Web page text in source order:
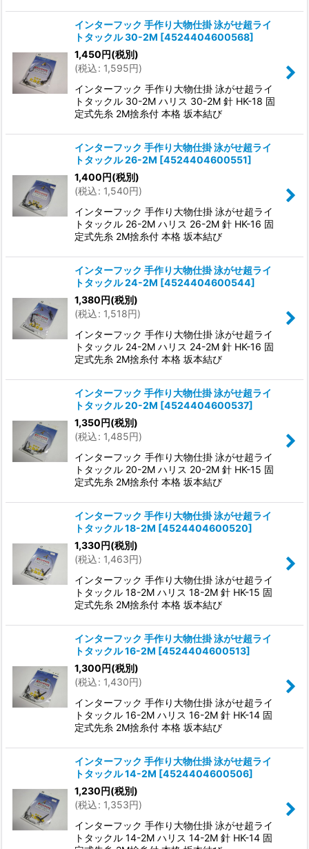
インターフック 手作り大物仕掛 泳がせ超ライ
トタックル 30-2M [4524404600568]
1,450円(税別)
(税込: 1,595円)
インターフック 手作り大物仕掛 泳がせ超ライ
トタックル 30-2M ハリス 30-2M 針 HK-18 固
定式先糸 2M捨糸付 本格 坂本結び
インターフック 手作り大物仕掛 泳がせ超ライ
トタックル 26-2M [4524404600551]
1,400円(税別)
(税込: 1,540円)
インターフック 手作り大物仕掛 泳がせ超ライ
トタックル 26-2M ハリス 26-2M 針 HK-16 固
定式先糸 2M捨糸付 本格 坂本結び
インターフック 手作り大物仕掛 泳がせ超ライ
トタックル 24-2M [4524404600544]
1,380円(税別)
(税込: 1,518円)
インターフック 手作り大物仕掛 泳がせ超ライ
トタックル 24-2M ハリス 24-2M 針 HK-16 固
定式先糸 2M捨糸付 本格 坂本結び
インターフック 手作り大物仕掛 泳がせ超ライ
トタックル 20-2M [4524404600537]
1,350円(税別)
(税込: 1,485円)
インターフック 手作り大物仕掛 泳がせ超ライ
トタックル 20-2M ハリス 20-2M 針 HK-15 固
定式先糸 2M捨糸付 本格 坂本結び
インターフック 手作り大物仕掛 泳がせ超ライ
トタックル 18-2M [4524404600520]
1,330円(税別)
(税込: 1,463円)
インターフック 手作り大物仕掛 泳がせ超ライ
トタックル 18-2M ハリス 18-2M 針 HK-15 固
定式先糸 2M捨糸付 本格 坂本結び
インターフック 手作り大物仕掛 泳がせ超ライ
トタックル 16-2M [4524404600513]
1,300円(税別)
(税込: 1,430円)
インターフック 手作り大物仕掛 泳がせ超ライ
トタックル 16-2M ハリス 16-2M 針 HK-14 固
定式先糸 2M捨糸付 本格 坂本結び
インターフック 手作り大物仕掛 泳がせ超ライ
トタックル 14-2M [4524404600506]
1,230円(税別)
(税込: 1,353円)
インターフック 手作り大物仕掛 泳がせ超ライ
トタックル 14-2M ハリス 14-2M 針 HK-14 固